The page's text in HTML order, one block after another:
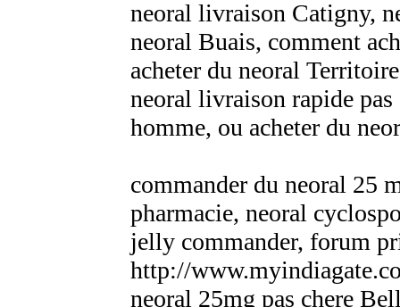
neoral livraison Catigny,
neoral Buais, comment
acheter du neoral
neoral livraison rapide
homme, ou acheter du
commander du neoral 25
pharmacie, neoral
jelly commander, forum
http://
neoral 25mg pas chere